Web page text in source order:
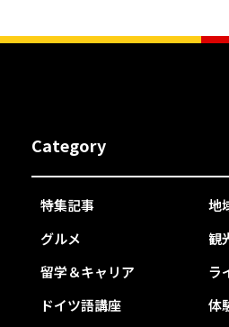
Category
特集記事
地
グルメ
観
留学＆キャリア
ラ
ドイツ語講座
体